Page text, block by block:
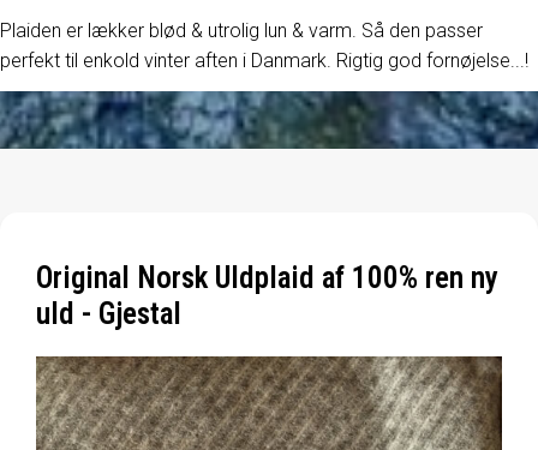
Plaiden er lækker blød & utrolig lun & varm. Så den passer
perfekt til enkold vinter aften i Danmark. Rigtig god fornøjelse...!
Original Norsk Uldplaid af 100% ren ny
uld - Gjestal